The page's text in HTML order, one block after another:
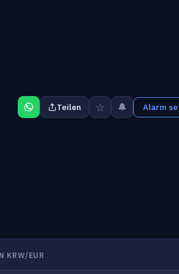
Teilen ☆ 🔔 Alarm
KRW/EUR